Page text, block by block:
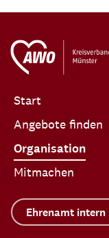
Start
Angebote finden
Organisation
Mitmachen
Ehrenamt intern